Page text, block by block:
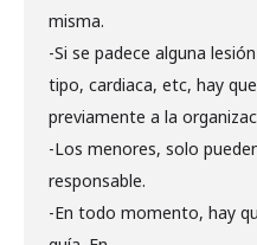
misma.
-Si se padece alguna
tipo, cardiaca, etc, hay
previamente a la
-Los menores, solo
responsable.
-En todo momento, hay